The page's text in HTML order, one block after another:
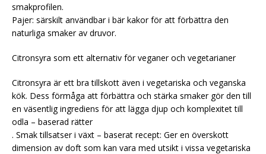
smakprofilen.
Pajer: särskilt användbar i bär kakor för att förbättra den
naturliga smaker av druvor.
Citronsyra som ett alternativ för veganer och vegetarianer
Citronsyra är ett bra tillskott även i vegetariska och veganska
kök. Dess förmåga att förbättra och stärka smaker gör den till
en väsentlig ingrediens för att lägga djup och komplexitet till
odla – baserad rätter
. Smak tillsatser i växt – baserat recept: Ger en överskott
dimension av doft som kan vara med utsikt i vissa vegetariska